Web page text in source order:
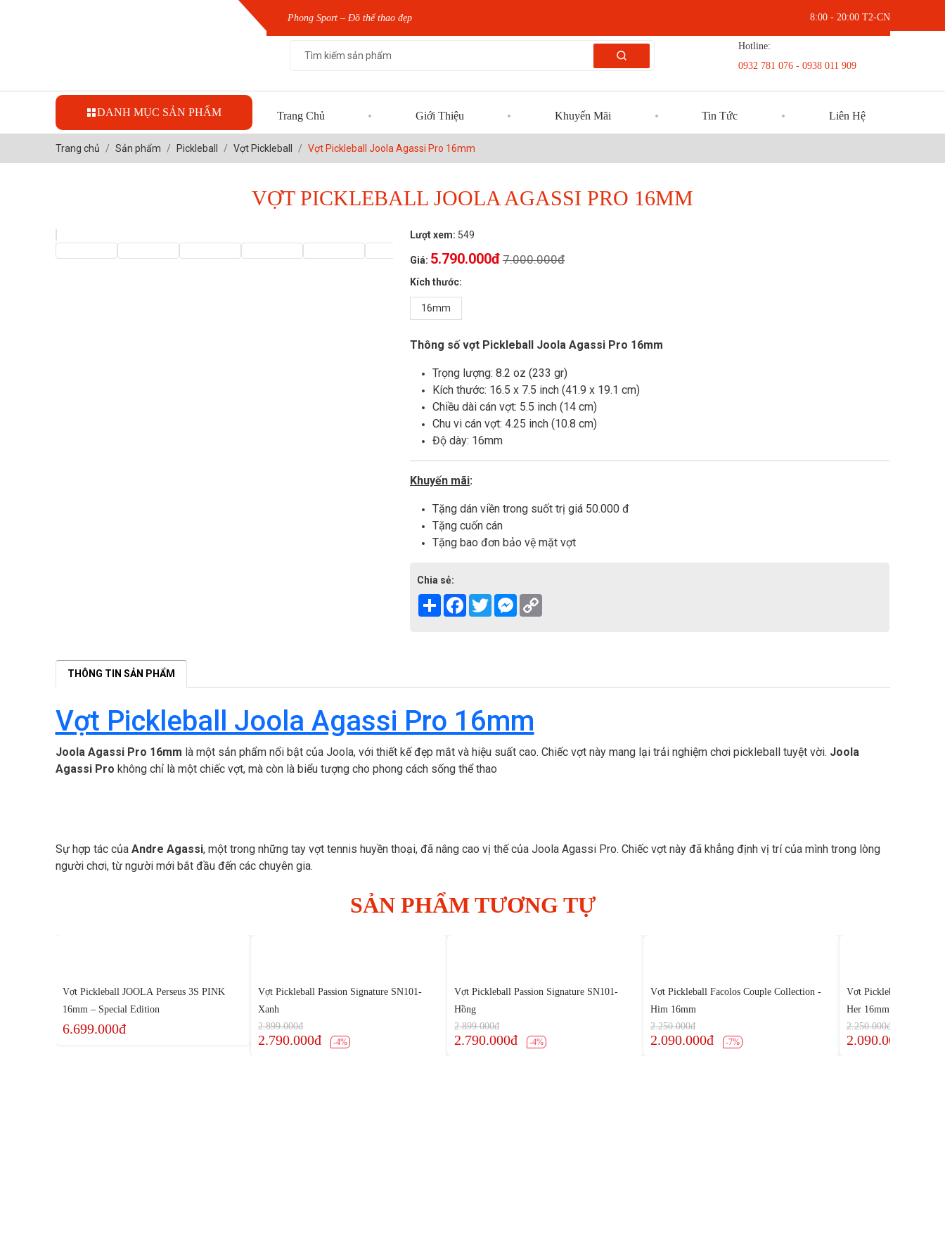
Phong Sport – Đồ thể thao đẹp 8:00 - 20:00 T2-CN
Hotline:
0932 781 076 - 0938 011 909
DANH MỤC SẢN PHẨM Trang Chủ Giới Thiệu Khuyến Mãi Tin Tức Liên Hệ
Trang chủ Sản phẩm Pickleball Vợt Pickleball Vợt Pickleball Joola Agassi Pro 16mm
VỢT PICKLEBALL JOOLA AGASSI PRO 16MM
Lượt xem: 549
Giá: 5.790.000đ 7.000.000đ
Kích thước:
16mm
Thông số vợt Pickleball Joola Agassi Pro 16mm
Trọng lượng: 8.2 oz (233 gr)
Kích thước: 16.5 x 7.5 inch (41.9 x 19.1 cm)
Chiều dài cán vợt: 5.5 inch (14 cm)
Chu vi cán vợt: 4.25 inch (10.8 cm)
Độ dày: 16mm
Khuyến mãi:
Tặng dán viền trong suốt trị giá 50.000 đ
Tặng cuốn cán
Tặng bao đơn bảo vệ mặt vợt
Chia sẻ:
Share Facebook
TwitterMessenger
THÔNG TIN SẢN PHẨM
Vợt Pickleball Joola Agassi Pro 16mm
Joola Agassi Pro 16mm là một sản phẩm nổi bật của Joola, với thiết kế đẹp mắt và hiệu suất cao. Chiếc vợt này mang lại trải nghiệm chơi pickleball tuyệt vời. Joola
Agassi Pro không chỉ là một chiếc vợt, mà còn là biểu tượng cho phong cách sống thể thao
Sự hợp tác của Andre Agassi, một trong những tay vợt tennis huyền thoại, đã nâng cao vị thế của Joola Agassi Pro. Chiếc vợt này đã khẳng định vị trí của mình trong lòng
người chơi, từ người mới bắt đầu đến các chuyên gia.
SẢN PHẨM TƯƠNG TỰ
Vợt Pickleball JOOLA Perseus 3S PINK
16mm – Special Edition
6.699.000đ
Vợt Pickleball Passion Signature SN101-
Xanh
2.899.000đ
2.790.000đ -4%
Vợt Pickleball Passion Signature SN101-
Hồng
2.899.000đ
2.790.000đ -4%
Vợt Pickleball Facolos Couple Collection -
Him 16mm
2.250.000đ
2.090.000đ -7%
Vợt Pickleball Facolos
Her 16mm
2.250.000đ
2.090.000đ